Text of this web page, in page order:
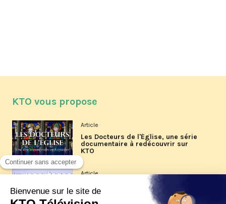
KTO vous propose
Article
Les Docteurs de l'Église, une série
documentaire à redécouvrir sur
KTO
Article
Les reportages d'été 2026 de KTO